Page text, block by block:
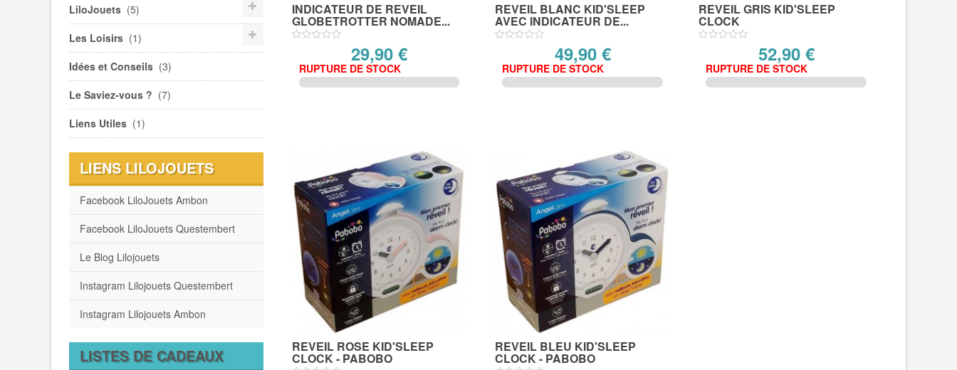
LiloJouets (5)
Les Loisirs (1)
Idées et Conseils (3)
Le Saviez-vous ? (7)
Liens Utiles (1)
LIENS LILOJOUETS
Facebook LiloJouets Ambon
Facebook LiloJouets Questembert
Le Blog Lilojouets
Instagram Lilojouets Questembert
Instagram Lilojouets Ambon
LISTES DE CADEAUX
INDICATEUR DE REVEIL
GLOBETROTTER NOMADE...
29,90 €
RUPTURE DE STOCK
REVEIL BLANC KID'SLEEP
AVEC INDICATEUR DE...
49,90 €
RUPTURE DE STOCK
REVEIL GRIS KID'SLEEP
CLOCK
52,90 €
RUPTURE DE STOCK
REVEIL ROSE KID'SLEEP
CLOCK - PABOBO
REVEIL BLEU KID'SLEEP
CLOCK - PABOBO